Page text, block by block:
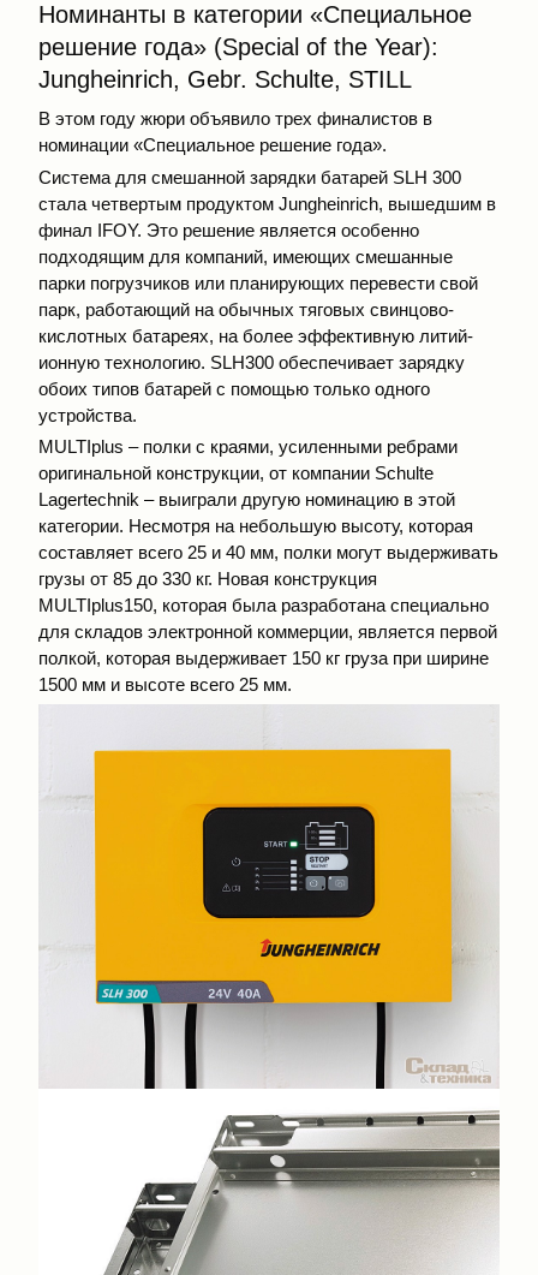
Номинанты в категории «Специальное
решение года» (Special of the Year):
Jungheinrich, Gebr. Schulte, STILL
В этом году жюри объявило трех финалистов в
номинации «Специальное решение года».
Система для смешанной зарядки батарей SLH 300
стала четвертым продуктом Jungheinrich, вышедшим в
финал IFOY. Это решение является особенно
подходящим для компаний, имеющих смешанные
парки погрузчиков или планирующих перевести свой
парк, работающий на обычных тяговых свинцово-
кислотных батареях, на более эффективную литий-
ионную технологию. SLH300 обеспечивает зарядку
обоих типов батарей с помощью только одного
устройства.
MULTIplus – полки с краями, усиленными ребрами
оригинальной конструкции, от компании Schulte
Lagertechnik – выиграли другую номинацию в этой
категории. Несмотря на небольшую высоту, которая
составляет всего 25 и 40 мм, полки могут выдерживать
грузы от 85 до 330 кг. Новая конструкция
MULTIplus150, которая была разработана специально
для складов электронной коммерции, является первой
полкой, которая выдерживает 150 кг груза при ширине
1500 мм и высоте всего 25 мм.